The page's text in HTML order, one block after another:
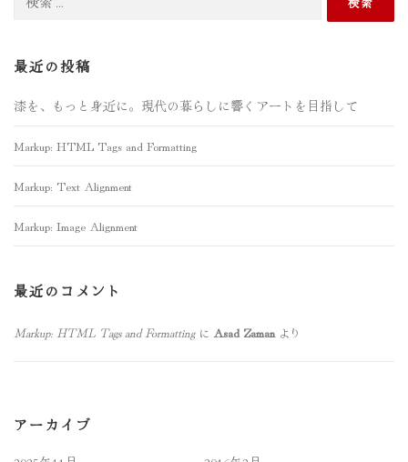
索:
最近の投稿
漆を、もっと身近に。現代の暮らしに響くアートを目指して
Markup: HTML Tags and Formatting
Markup: Text Alignment
Markup: Image Alignment
最近のコメント
Markup: HTML Tags and Formattingに Asad Zamanより
アーカイブ